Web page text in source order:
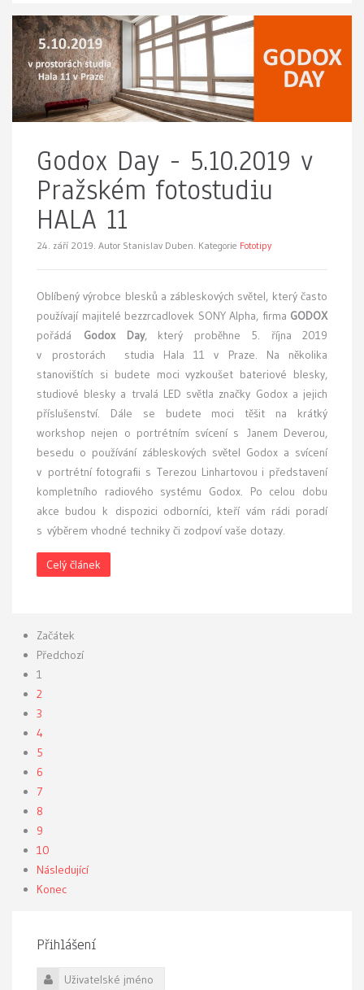
Godox Day - 5.10.2019 v
Pražském fotostudiu
HALA 11
24. září 2019. Autor Stanislav Duben. Kategorie Fototipy
Oblíbený výrobce blesků a zábleskových světel, který často
používají majitelé bezzrcadlovek SONY Alpha, firma GODOX
pořádá Godox Day, který proběhne 5. října 2019
v prostorách studia Hala 11 v Praze. Na několika
stanovištích si budete moci vyzkoušet bateriové blesky,
studiové blesky a trvalá LED světla značky Godox a jejich
příslušenství. Dále se budete moci těšit na krátký
workshop nejen o portrétním svícení s Janem Deverou,
besedu o používání zábleskových světel Godox a svícení
v portrétní fotografii s Terezou Linhartovou i představení
kompletního radiového systému Godox. Po celou dobu
akce budou k dispozici odborníci, kteří vám rádi poradí
s výběrem vhodné techniky či zodpoví vaše dotazy.
Celý článek
Začátek
Předchozí
1
2
3
4
5
6
7
8
9
10
Následující
Konec
Přihlášení
Uživatelské jméno